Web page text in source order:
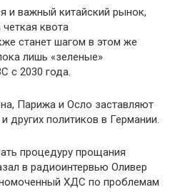
и важный китайский рынок,
квота
станет шагом в этом же
лишь «зеленые»
с 2030 года.
Парижа и Осло заставляют
других политиков в Германии.
процедуру прощания
в радиоинтервью Оливер
ХДС по проблемам